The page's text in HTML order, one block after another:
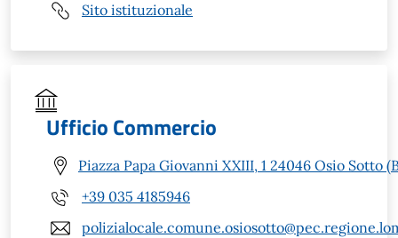
Sito istituzionale
Ufficio Commercio
Piazza Papa Giovanni XXIII, 1 24046 Osio Sotto
+39 035 4185946